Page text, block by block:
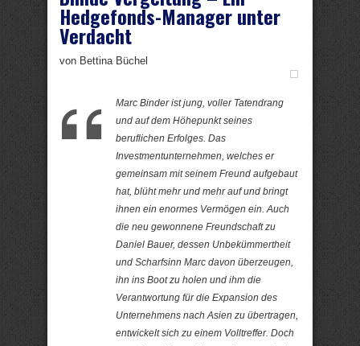
Hedgefonds-Manager unter
Verdacht
von Bettina Büchel
Marc Binder ist jung, voller Tatendrang
und auf dem Höhepunkt seines
beruflichen Erfolges. Das
Investmentunternehmen, welches er
gemeinsam mit seinem Freund aufgebaut
hat, blüht mehr und mehr auf und bringt
ihnen ein enormes Vermögen ein. Auch
die neu gewonnene Freundschaft zu
Daniel Bauer, dessen Unbekümmertheit
und Scharfsinn Marc davon überzeugen,
ihn ins Boot zu holen und ihm die
Verantwortung für die Expansion des
Unternehmens nach Asien zu übertragen,
entwickelt sich zu einem Volltreffer. Doch